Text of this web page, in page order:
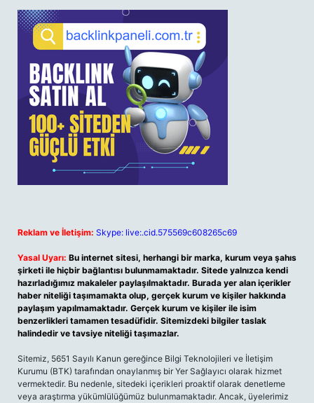
Reklam ve İletişim: Skype: live:.cid.575569c608265c69
Yasal Uyarı: Bu internet sitesi, herhangi bir marka, kurum veya şahıs
şirketi ile hiçbir bağlantısı bulunmamaktadır. Sitede yalnızca kendi
hazırladığımız makaleler paylaşılmaktadır. Burada yer alan içerikler
haber niteliği taşımamakta olup, gerçek kurum ve kişiler hakkında
paylaşım yapılmamaktadır. Gerçek kurum ve kişiler ile isim
benzerlikleri tamamen tesadüfidir. Sitemizdeki bilgiler taslak
halindedir ve tavsiye niteliği taşımazlar.
Sitemiz, 5651 Sayılı Kanun gereğince Bilgi Teknolojileri ve İletişim
Kurumu (BTK) tarafından onaylanmış bir Yer Sağlayıcı olarak hizmet
vermektedir. Bu nedenle, sitedeki içerikleri proaktif olarak denetleme
veya araştırma yükümlülüğümüz bulunmamaktadır. Ancak, üyelerimiz